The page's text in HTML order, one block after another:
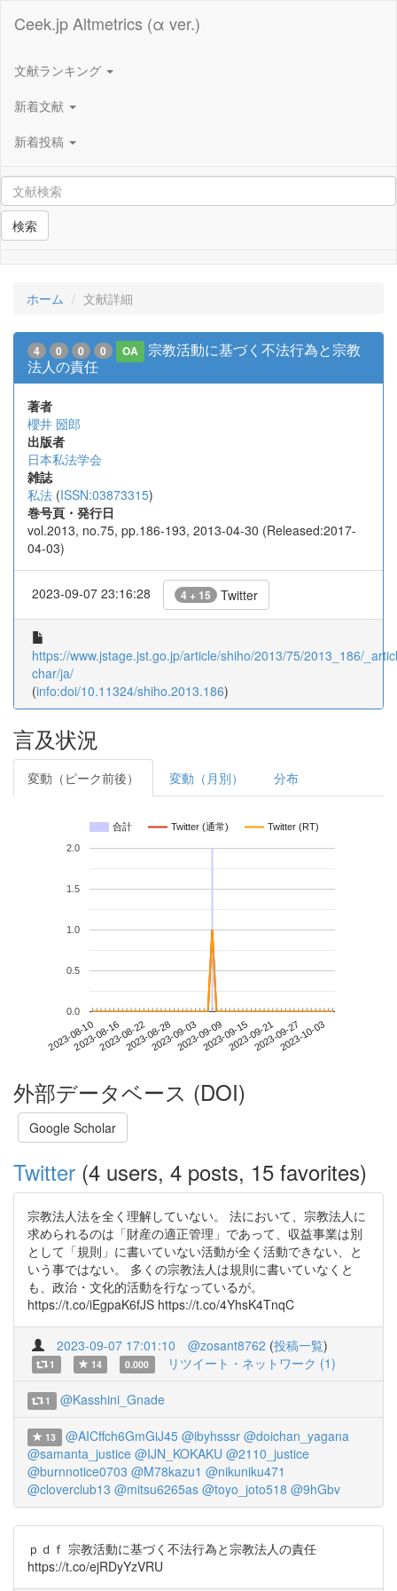
Ceek.jp Altmetrics (α ver.)
文献ランキング
新着文献
新着投稿
検索
ホーム 文献詳細
4 0 0 0 OA
宗教活動に基づく不法行為と宗教
法人の責任
著者
櫻井 圀郎
出版者
日本私法学会
雑誌
私法 (ISSN:03873315)
巻号頁・発行日
vol.2013, no.75, pp.186-193, 2013-04-30 (Released:2017-
04-03)
2023-09-07 23:16:28 4 + 15 Twitter
https://www.jstage.jst.go.jp/article/shiho/2013/75/2013_186/
char/ja/
(info:doi/10.11324/shiho.2013.186)
言及状況
変動（ピーク前後） 変動（月別） 分布
合計 Twitter (通常) Twitter (RT)
2023-08-102023-08-162023-08-222023-08-282023-09-032023-09-092023-09-152023-09-212023-09-272023-10-03
0.0
0.5
1.0
1.5
2.0
外部データベース (DOI)
Google Scholar
Twitter (4 users, 4 posts, 15 favorites)
宗教法人法を全く理解していない。 法において、宗教法人に
求められるのは「財産の適正管理」であって、収益事業は別
として「規則」に書いていない活動が全く活動できない、と
いう事ではない。 多くの宗教法人は規則に書いていなくと
も、政治・文化的活動を行なっているが。
https://t.co/iEgpaK6fJS https://t.co/4YhsK4TnqC
2023-09-07 17:01:10 @zosant8762 (投稿一覧)
1 14 0.000 リツイート・ネットワーク (1)
1 @Kasshini_Gnade
13 @AICffch6GmGiJ45 @ibyhsssr @doichan_yagana
@samanta_justice @IJN_KOKAKU @2110_justice
@burnnotice0703 @M78kazu1 @nikuniku471
@cloverclub13 @mitsu6265as @toyo_joto518 @9hGbv
ｐｄｆ 宗教活動に基づく不法行為と宗教法人の責任
https://t.co/ejRDyYzVRU